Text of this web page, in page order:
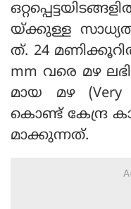
യ്ക്കുള്ള
ത്. 24
mm വരെ മഴ
മായ മഴ (Very
കൊണ്ട് കേന്ദ്ര
മാക്കുന്നത്.